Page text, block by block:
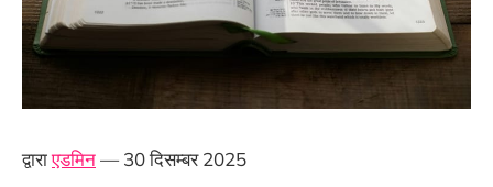
द्वाराएडमिन— 30 दिसम्बर 2025